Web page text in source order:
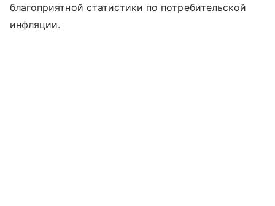
благоприятной статистики по потребительской
инфляции.